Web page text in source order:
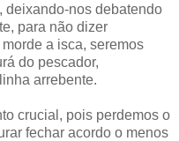
deixando-nos debatendo
para não dizer
a isca, seremos
do pescador,
arrebente.
crucial, pois perdemos o
fechar acordo o menos